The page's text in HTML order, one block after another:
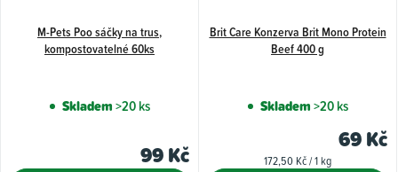
M-Pets Poo sáčky na trus,
kompostovatelné 60ks
Skladem>20 ks
99 Kč
Brit Care Konzerva Brit Mono Protein
Beef 400 g
Skladem>20 ks
69 Kč
Měrná
172,50 Kč / 1 kg